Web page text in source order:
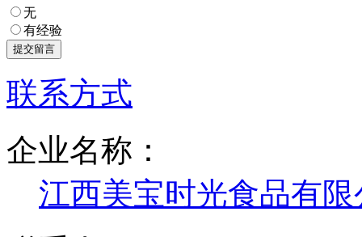
无
有经验
联系方式
企业名称：
江西美宝时光食品有限